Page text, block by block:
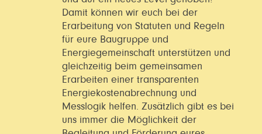
Damit können wir euch bei der
Erarbeitung von Statuten und Regeln
für eure Baugruppe und
Energiegemeinschaft unterstützen und
gleichzeitig beim gemeinsamen
Erarbeiten einer transparenten
Energiekostenabrechnung und
Messlogik helfen. Zusätzlich gibt es bei
uns immer die Möglichkeit der